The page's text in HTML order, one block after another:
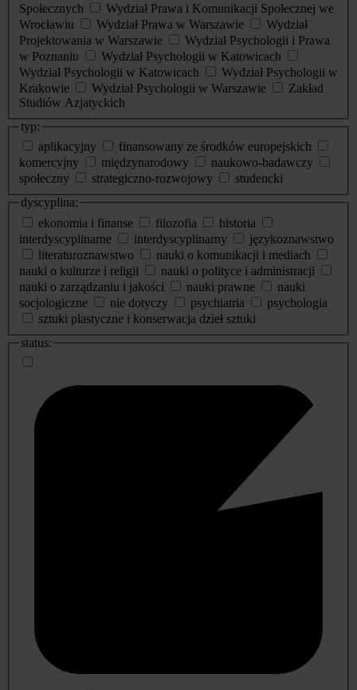
Społecznych
Wydział Prawa i Komunikacji Społecznej we
Wrocławiu
Wydział Prawa w Warszawie
Wydział
Projektowania w Warszawie
Wydział Psychologii i Prawa
w Poznaniu
Wydział Psychologii w Katowicach
Wydział Psychologii w Katowicach
Wydział Psychologii w
Krakowie
Wydział Psychologii w Warszawie
Zakład
Studiów Azjatyckich
typ:
aplikacyjny
finansowany ze środków europejskich
komercyjny
międzynarodowy
naukowo-badawczy
społeczny
strategiczno-rozwojowy
studencki
dyscyplina:
ekonomia i finanse
filozofia
historia
interdyscyplinarne
interdyscyplinarny
językoznawstwo
literaturoznawstwo
nauki o komunikacji i mediach
nauki o kulturze i religii
nauki o polityce i administracji
nauki o zarządzaniu i jakości
nauki prawne
nauki
socjologiczne
nie dotyczy psychiatria
psychologia
sztuki plastyczne i konserwacja dzieł sztuki
status: